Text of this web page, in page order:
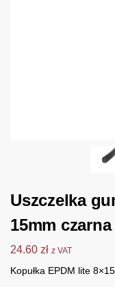
Uszczelka
15mm czarna
24.60 zł z VAT
Kopułka EPDM lite